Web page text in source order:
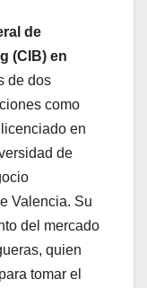
de
(CIB) en
de dos
como
en
de
Valencia. Su
del mercado
quien
tomar el